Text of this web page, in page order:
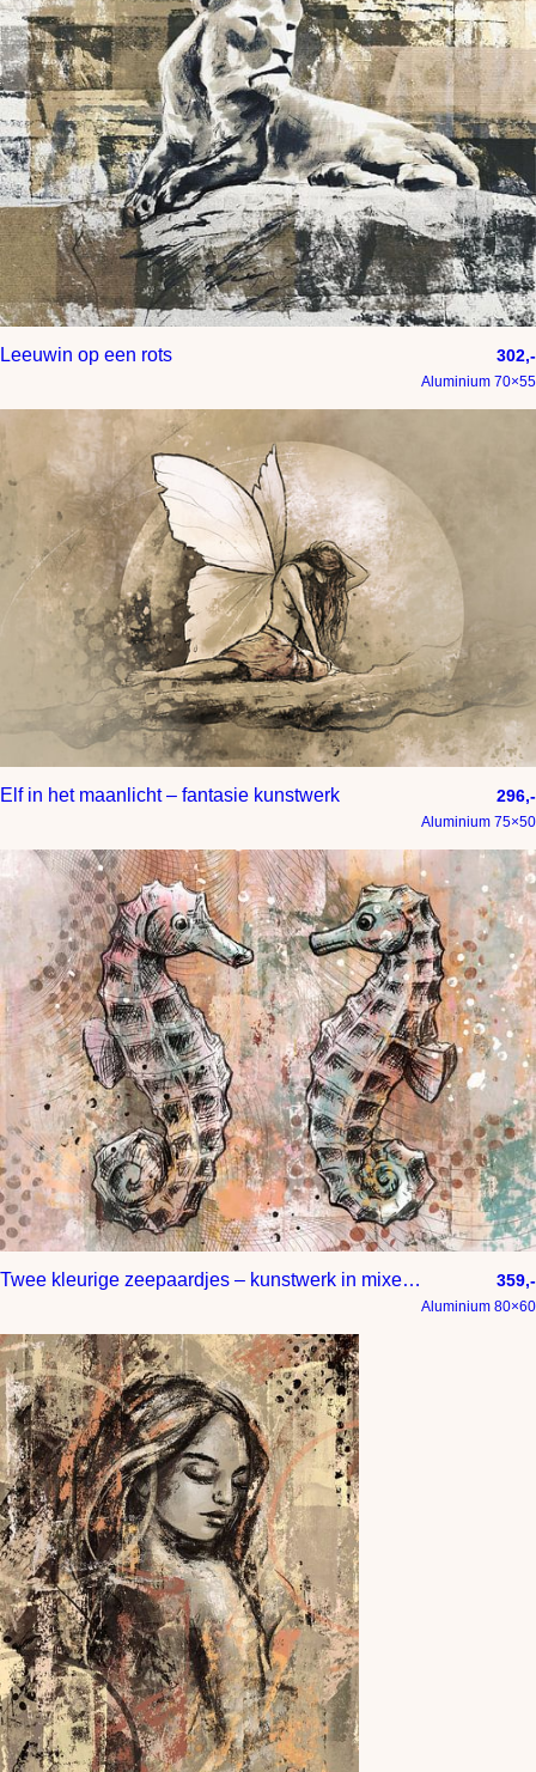
Leeuwin op een rots 302,-
Aluminium 70×55
Elf in het maanlicht – fantasie kunstwerk 296,-
Aluminium 75×50
Twee kleurige zeepaardjes – kunstwerk in mixed media – ondwerwater en maritiem 359,-
Aluminium 80×60